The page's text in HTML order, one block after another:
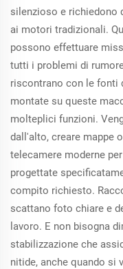
silenzioso e richiedono
ai motori tradizionali.
possono effettuare
tutti i problemi di
riscontrano con le fonti
montate su queste
molteplici funzioni.
dall'alto, creare mappe
telecamere moderne
progettate
compito richiesto.
scattano foto chiare e
lavoro. E non bisogna
stabilizzazione che
nitide, anche quando